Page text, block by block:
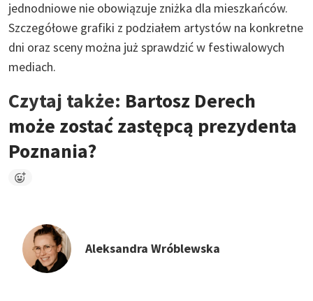
jednodniowe nie obowiązuje zniżka dla mieszkańców.
Szczegółowe grafiki z podziałem artystów na konkretne
dni oraz sceny można już sprawdzić w festiwalowych
mediach.
Czytaj także: Bartosz Derech
może zostać zastępcą prezydenta
Poznania?
Aleksandra Wróblewska